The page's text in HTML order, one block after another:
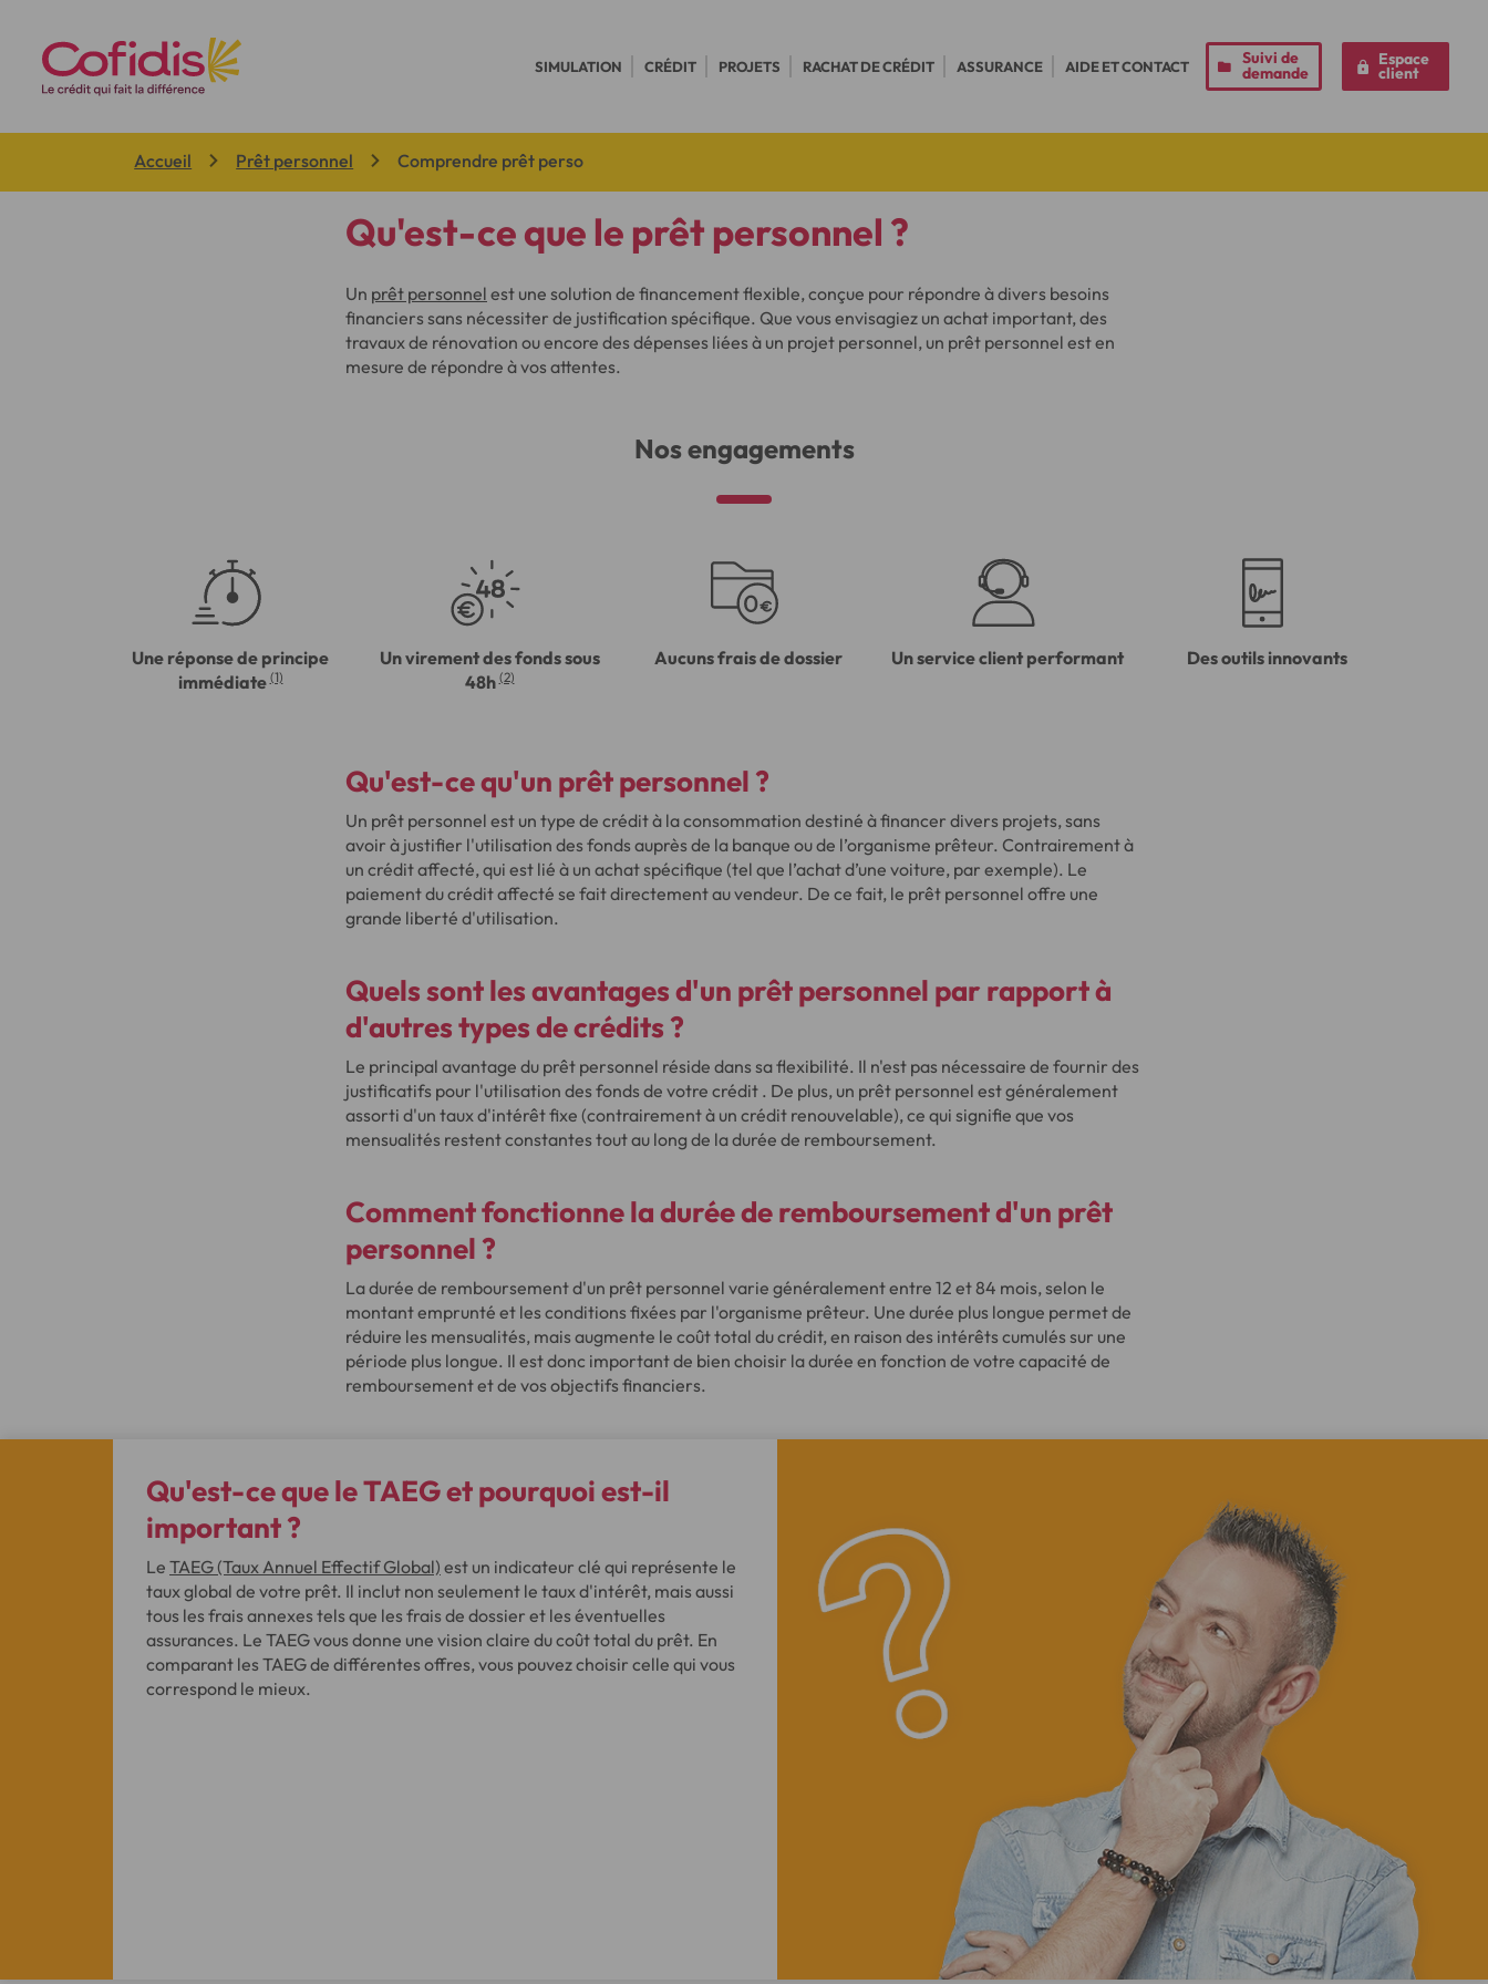
SIMULATION CRÉDIT PROJETS RACHAT DE CRÉDIT ASSURANCE AIDE ET CONTACT Suivi de
demande
Espace
client
Vous êtes ici:
Accueil Prêt personnel Comprendre prêt perso
Qu'est-ce que le prêt personnel ?
Un prêt personnel est une solution de financement flexible, conçue pour répondre à divers besoins
financiers sans nécessiter de justification spécifique. Que vous envisagiez un achat important, des
travaux de rénovation ou encore des dépenses liées à un projet personnel, un prêt personnel est en
mesure de répondre à vos attentes.
Nos engagements
Une réponse de principe
immédiate (1)
Un virement des fonds sous
48h (2)
Aucuns frais de dossier Un service client performant Des outils innovants
Qu'est-ce qu'un prêt personnel ?
Un prêt personnel est un type de crédit à la consommation destiné à financer divers projets, sans
avoir à justifier l'utilisation des fonds auprès de la banque ou de l’organisme prêteur. Contrairement à
un crédit affecté, qui est lié à un achat spécifique (tel que l’achat d’une voiture, par exemple). Le
paiement du crédit affecté se fait directement au vendeur. De ce fait, le prêt personnel offre une
grande liberté d'utilisation.
Quels sont les avantages d'un prêt personnel par rapport à
d'autres types de crédits ?
Le principal avantage du prêt personnel réside dans sa flexibilité. Il n'est pas nécessaire de fournir des
justificatifs pour l'utilisation des fonds de votre crédit . De plus, un prêt personnel est généralement
assorti d'un taux d'intérêt fixe (contrairement à un crédit renouvelable), ce qui signifie que vos
mensualités restent constantes tout au long de la durée de remboursement.
Comment fonctionne la durée de remboursement d'un prêt
personnel ?
La durée de remboursement d'un prêt personnel varie généralement entre 12 et 84 mois, selon le
montant emprunté et les conditions fixées par l'organisme prêteur. Une durée plus longue permet de
réduire les mensualités, mais augmente le coût total du crédit, en raison des intérêts cumulés sur une
période plus longue. Il est donc important de bien choisir la durée en fonction de votre capacité de
remboursement et de vos objectifs financiers.
Qu'est-ce que le TAEG et pourquoi est-il
important ?
Le TAEG (Taux Annuel Effectif Global) est un indicateur clé qui représente le
taux global de votre prêt. Il inclut non seulement le taux d'intérêt, mais aussi
tous les frais annexes tels que les frais de dossier et les éventuelles
assurances. Le TAEG vous donne une vision claire du coût total du prêt. En
comparant les TAEG de différentes offres, vous pouvez choisir celle qui vous
correspond le mieux.